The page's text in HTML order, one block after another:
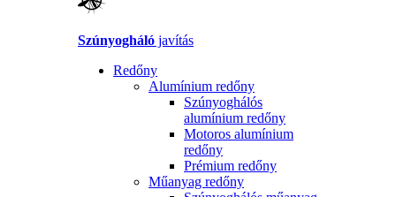
Szúnyogháló javítás
Redőny
Alumínium redőny
Szúnyoghálós
alumínium redőny
Motoros alumínium
redőny
Prémium redőny
Műanyag redőny